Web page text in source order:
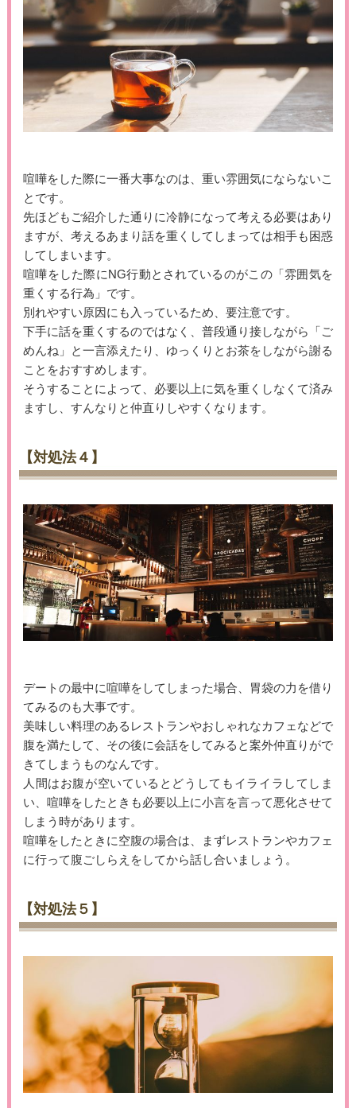
喧嘩をした際に一番大事なのは、重い雰囲気にならないこ
とです。
先ほどもご紹介した通りに冷静になって考える必要はあり
ますが、考えるあまり話を重くしてしまっては相手も困惑
してしまいます。
喧嘩をした際にNG行動とされているのがこの「雰囲気を
重くする行為」です。
別れやすい原因にも入っているため、要注意です。
下手に話を重くするのではなく、普段通り接しながら「ご
めんね」と一言添えたり、ゆっくりとお茶をしながら謝る
ことをおすすめします。
そうすることによって、必要以上に気を重くしなくて済み
ますし、すんなりと仲直りしやすくなります。
【対処法４】
デートの最中に喧嘩をしてしまった場合、胃袋の力を借り
てみるのも大事です。
美味しい料理のあるレストランやおしゃれなカフェなどで
腹を満たして、その後に会話をしてみると案外仲直りがで
きてしまうものなんです。
人間はお腹が空いているとどうしてもイライラしてしま
い、喧嘩をしたときも必要以上に小言を言って悪化させて
しまう時があります。
喧嘩をしたときに空腹の場合は、まずレストランやカフェ
に行って腹ごしらえをしてから話し合いましょう。
【対処法５】